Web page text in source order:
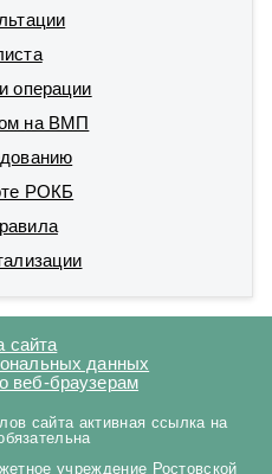
операции
на ВМП
РОКБ
сайта
данных
веб-браузерам
сайта активная ссылка на
учреждение Ростовской